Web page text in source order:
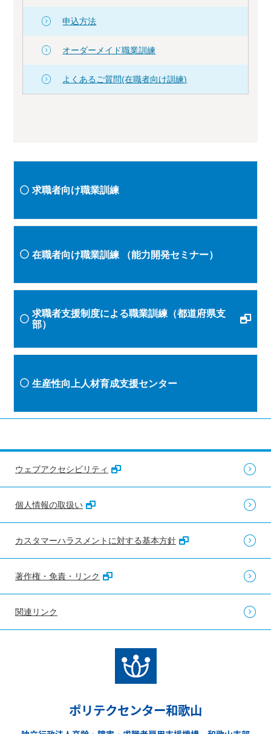
申込方法
オーダーメイド職業訓練
よくあるご質問(在職者向け訓練)
求職者向け職業訓練
在職者向け職業訓練 （能力開発セミナー）
求職者支援制度による職業訓練（都道府県支
部）
生産性向上人材育成支援センター
ウェブアクセシビリティ
個人情報の取扱い
カスタマーハラスメントに対する基本方針
著作権・免責・リンク
関連リンク
ポリテクセンター和歌山